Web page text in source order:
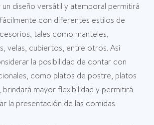
diseño versátil y atemporal permitirá
con diferentes estilos de
tales como manteles,
velas, cubiertos, entre otros. Así
la posibilidad de contar con
como platos de postre, platos
brindará mayor flexibilidad y permitirá
la presentación de las comidas.